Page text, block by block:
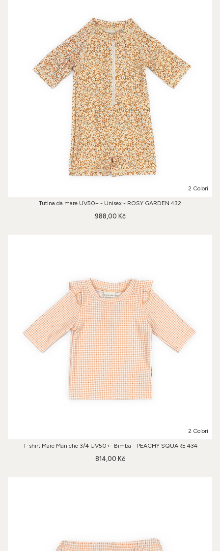
2 Colori
Tutina da mare UV50+ - Unisex - ROSY GARDEN 432
988,00 Kč
2 Colori
T-shirt Mare Maniche 3/4 UV50+- Bimba - PEACHY SQUARE 434
814,00 Kč